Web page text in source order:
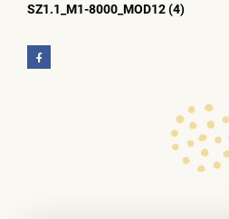
SZ1.1_M1-8000_MOD12 (4)